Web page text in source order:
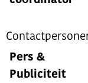
Pers &
Publiciteit